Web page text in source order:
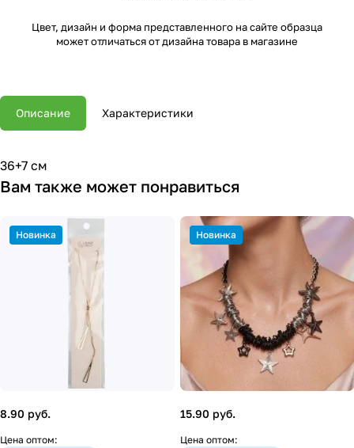
Цвет, дизайн и форма представленного на сайте образца
может отличаться от дизайна товара в магазине
Описание Характеристики
36+7 см
Вам также может понравиться
Новинка
8.90 руб.
Цена оптом:
Новинка
15.90 руб.
Цена оптом: